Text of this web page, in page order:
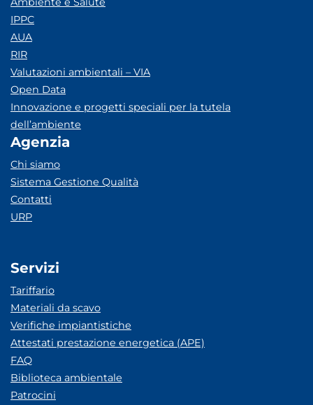
IPPC
AUA
RIR
Valutazioni ambientali – VIA
Open Data
Innovazione e progetti speciali per la tutela
dell’ambiente
Agenzia
Chi siamo
Sistema Gestione Qualità
Contatti
URP
Servizi
Tariffario
Materiali da scavo
Verifiche impiantistiche
Attestati prestazione energetica (APE)
FAQ
Biblioteca ambientale
Patrocini